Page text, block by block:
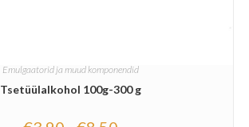
Emulgaatorid ja muud komponendid
Tsetüülalkohol 100g-300 g